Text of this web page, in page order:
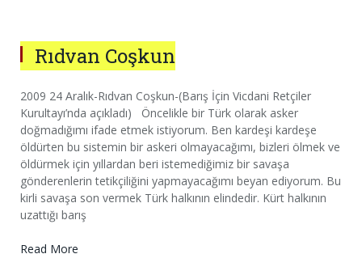
Rıdvan Coşkun
2009 24 Aralık-Rıdvan Coşkun-(Barış İçin Vicdani Retçiler
Kurultayı’nda açıkladı) Öncelikle bir Türk olarak asker
doğmadığımı ifade etmek istiyorum. Ben kardeşi kardeşe
öldürten bu sistemin bir askeri olmayacağımı, bizleri ölmek ve
öldürmek için yıllardan beri istemediğimiz bir savaşa
gönderenlerin tetikçiliğini yapmayacağımı beyan ediyorum. Bu
kirli savaşa son vermek Türk halkının elindedir. Kürt halkının
uzattığı barış
Read More